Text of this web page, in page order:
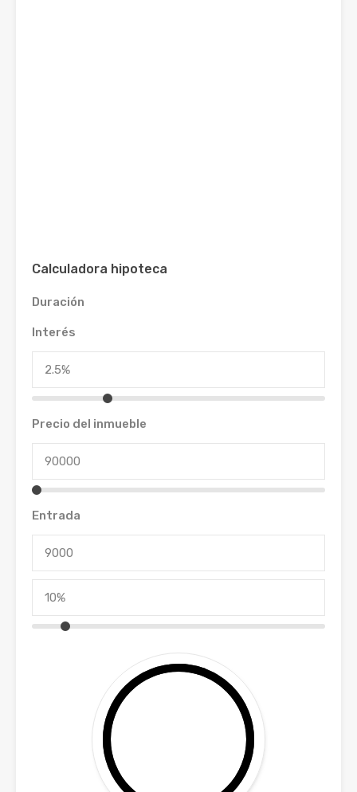
Calculadora hipoteca
Duración
Interés
Precio del inmueble
Entrada